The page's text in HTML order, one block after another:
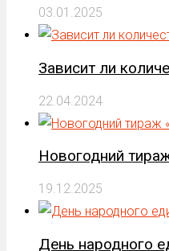
03.01.2025
Зависит ли
22.04.2024
Новогодний
19.12.2025
День народного